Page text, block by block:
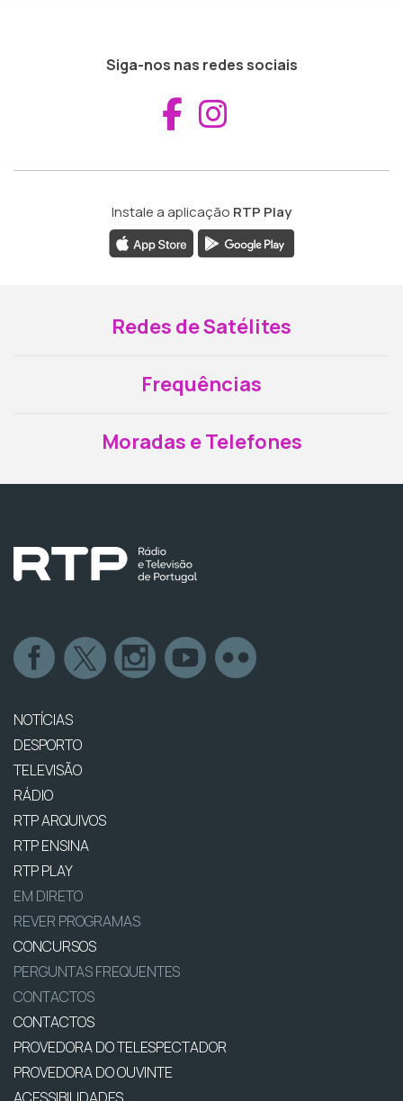
Siga-nos nas redes sociais
Aceder ao
Instale a aplicação RTP Play
Redes de Satélites
Frequências
Moradas e Telefones
NOTÍCIAS
DESPORTO
TELEVISÃO
RÁDIO
RTP ARQUIVOS
RTP ENSINA
RTP PLAY
EM DIRETO
REVER PROGRAMAS
CONCURSOS
PERGUNTAS FREQUENTES
CONTACTOS
CONTACTOS
PROVEDORA DO TELESPECTADOR
PROVEDORA DO OUVINTE